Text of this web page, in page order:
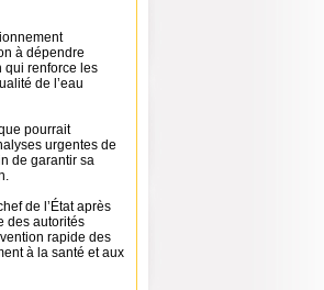
à dépendre
qui renforce les
de l’eau
pourrait
urgentes de
de garantir sa
de l’État après
des autorités
rapide des
à la santé et aux